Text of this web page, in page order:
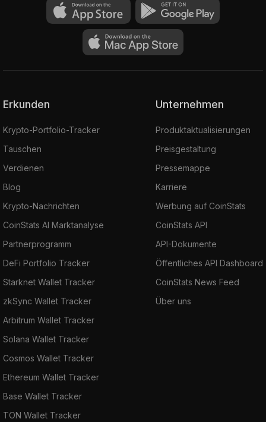
Erkunden
Krypto-Portfolio-Tracker
Tauschen
Verdienen
Blog
Krypto-Nachrichten
CoinStats AI Marktanalyse
Partnerprogramm
DeFi Portfolio Tracker
Starknet Wallet Tracker
zkSync Wallet Tracker
Arbitrum Wallet Tracker
Solana Wallet Tracker
Cosmos Wallet Tracker
Ethereum Wallet Tracker
Base Wallet Tracker
TON Wallet Tracker
Unternehmen
Produktaktualisierungen
Preisgestaltung
Pressemappe
Karriere
Werbung auf CoinStats
CoinStats API
API-Dokumente
Öffentliches API Dashboard
CoinStats News Feed
Über uns